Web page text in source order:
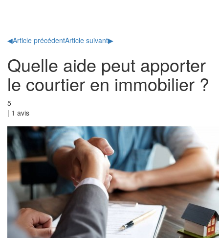
◀Article précédentArticle suivant▶
Quelle aide peut apporter
le courtier en immobilier ?
5
| 1 avis